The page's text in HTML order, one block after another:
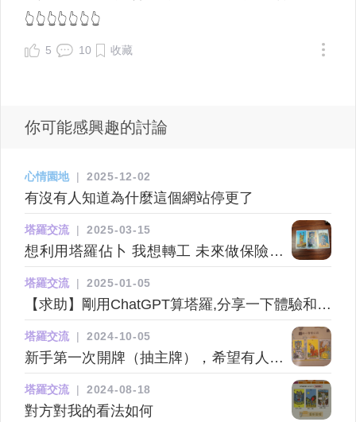
👆👆👆👆👆👆👆
5 10 收藏
你可能感興趣的討論
心情園地 | 2025-12-02
有沒有人知道為什麼這個網站停更了
塔羅交流 | 2025-03-15
想利用塔羅佔卜 我想轉工 未來做保險行
業會點樣thx
塔羅交流 | 2025-01-05
【求助】剛用ChatGPT算塔羅,分享一下體驗和心
得~
塔羅交流 | 2024-10-05
新手第一次開牌（抽主牌），希望有人能
幫忙解釋
塔羅交流 | 2024-08-18
對方對我的看法如何